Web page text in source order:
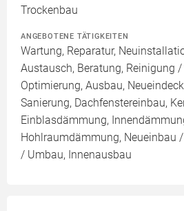
Trockenbau
ANGEBOTENE TÄTIGKEITEN
Wartung, Reparatur,
Austausch, Beratung, Reinigung
Optimierung, Ausbau,
Sanierung, Dachfenstereinbau,
Einblasdämmung,
Hohlraumdämmung, Neueinbau
/ Umbau, Innenausbau